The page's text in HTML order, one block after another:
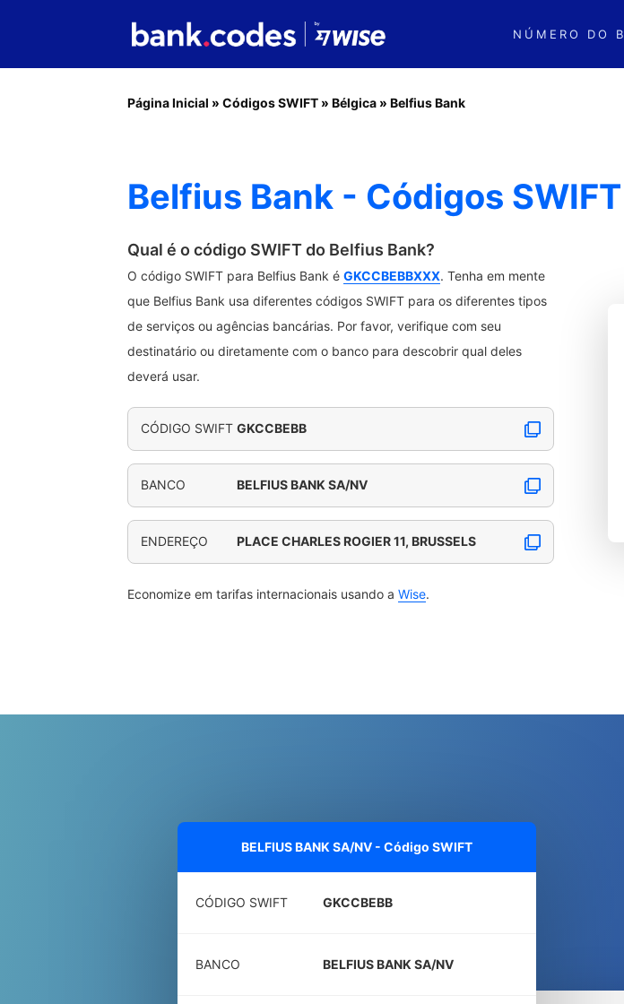
NÚMERO DO
Página Inicial » Códigos SWIFT » Bélgica » Belfius Bank
Belfius Bank - Códigos
Qual é o código SWIFT do Belfius Bank?
O código SWIFT para Belfius Bank é GKCCBEBBXXX. Tenha em mente
que Belfius Bank usa diferentes códigos SWIFT para os diferentes tipos
de serviços ou agências bancárias. Por favor, verifique com seu
destinatário ou diretamente com o banco para descobrir qual deles
deverá usar.
CÓDIGO SWIFT GKCCBEBB
BANCO BELFIUS BANK SA/NV
ENDEREÇO PLACE CHARLES ROGIER 11, BRUSSELS
Economize em tarifas internacionais usando a Wise.
BELFIUS BANK SA/NV - Código SWIFT
CÓDIGO SWIFT GKCCBEBB
BANCO BELFIUS BANK SA/NV